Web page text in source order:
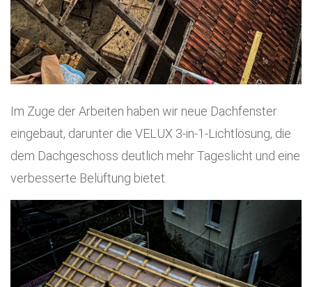
Im Zuge der Arbeiten haben wir neue Dachfenster
eingebaut, darunter die VELUX 3-in-1-Lichtlösung, die
dem Dachgeschoss deutlich mehr Tageslicht und eine
verbesserte Belüftung bietet.